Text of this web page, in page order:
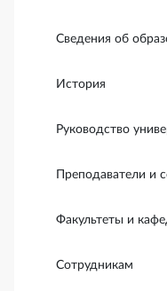
Сведения об
История
Руководство
Преподаватели и
Факультеты и
Сотрудникам